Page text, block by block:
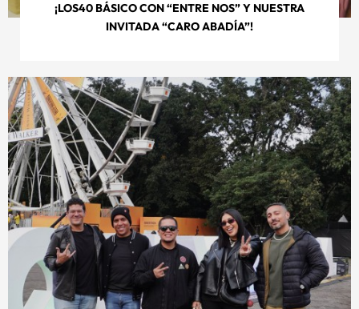
¡LOS40 BÁSICO CON “ENTRE NOS” Y NUESTRA
INVITADA “CARO ABADÍA”!